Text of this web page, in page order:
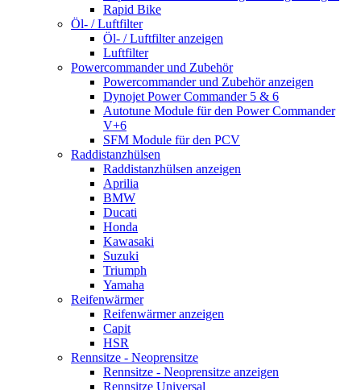
Rapid Bike
Öl- / Luftfilter
Öl- / Luftfilter anzeigen
Luftfilter
Powercommander und Zubehör
Powercommander und Zubehör anzeigen
Dynojet Power Commander 5 & 6
Autotune Module für den Power Commander
V+6
SFM Module für den PCV
Raddistanzhülsen
Raddistanzhülsen anzeigen
Aprilia
BMW
Ducati
Honda
Kawasaki
Suzuki
Triumph
Yamaha
Reifenwärmer
Reifenwärmer anzeigen
Capit
HSR
Rennsitze - Neoprensitze
Rennsitze - Neoprensitze anzeigen
Rennsitze Universal